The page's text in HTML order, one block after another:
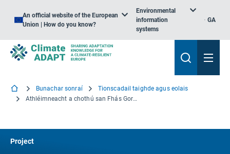
An official website of the European
Union | How do you know?
Environmental
information
systems
GA
Bunachar sonraí
Tionscadail taighde agus eolais
Athléimneacht a chothú san Fhás Gorm in Iascaigh agus Dobharshaothrú Mhuir Éireann agus na Mara Ceiltí
Project